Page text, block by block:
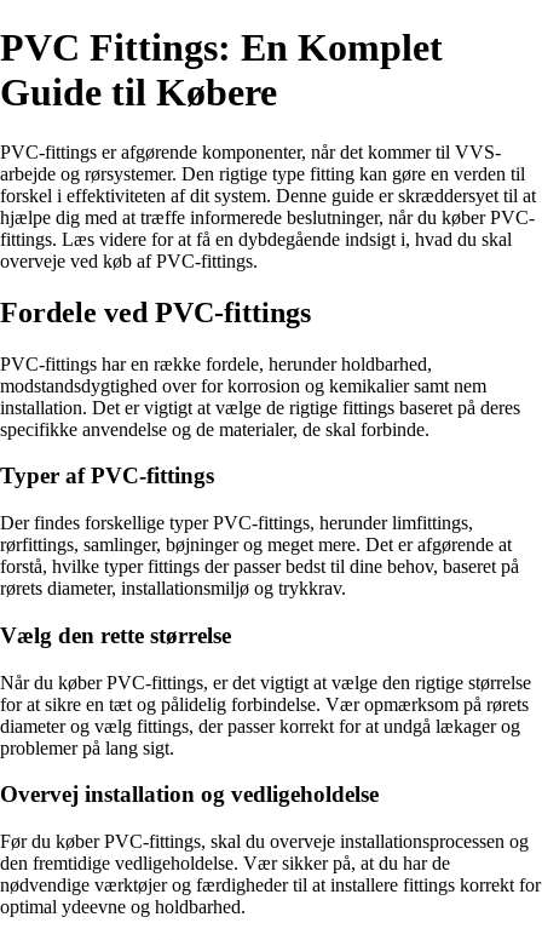
PVC Fittings: En Komplet
Guide til Købere
PVC-fittings er afgørende komponenter, når det kommer til VVS-
arbejde og rørsystemer. Den rigtige type fitting kan gøre en verden til
forskel i effektiviteten af dit system. Denne guide er skræddersyet til at
hjælpe dig med at træffe informerede beslutninger, når du køber PVC-
fittings. Læs videre for at få en dybdegående indsigt i, hvad du skal
overveje ved køb af PVC-fittings.
Fordele ved PVC-fittings
PVC-fittings har en række fordele, herunder holdbarhed,
modstandsdygtighed over for korrosion og kemikalier samt nem
installation. Det er vigtigt at vælge de rigtige fittings baseret på deres
specifikke anvendelse og de materialer, de skal forbinde.
Typer af PVC-fittings
Der findes forskellige typer PVC-fittings, herunder limfittings,
rørfittings, samlinger, bøjninger og meget mere. Det er afgørende at
forstå, hvilke typer fittings der passer bedst til dine behov, baseret på
rørets diameter, installationsmiljø og trykkrav.
Vælg den rette størrelse
Når du køber PVC-fittings, er det vigtigt at vælge den rigtige størrelse
for at sikre en tæt og pålidelig forbindelse. Vær opmærksom på rørets
diameter og vælg fittings, der passer korrekt for at undgå lækager og
problemer på lang sigt.
Overvej installation og vedligeholdelse
Før du køber PVC-fittings, skal du overveje installationsprocessen og
den fremtidige vedligeholdelse. Vær sikker på, at du har de
nødvendige værktøjer og færdigheder til at installere fittings korrekt for
optimal ydeevne og holdbarhed.